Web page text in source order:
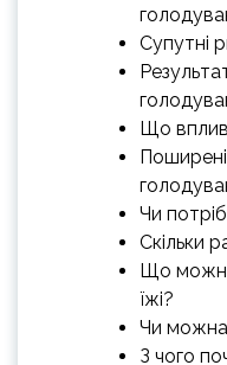
Супутні
Що
Чи
Скільки
Що можна
їжі?
Чи
З чого